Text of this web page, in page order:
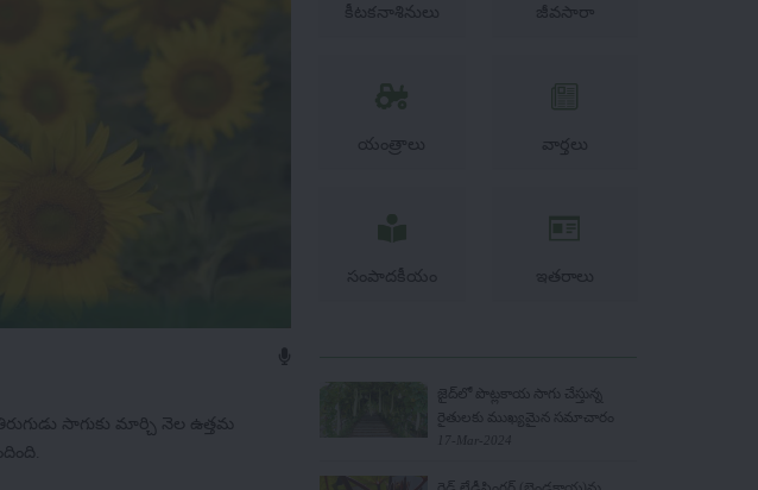
సాగుకు మార్చి నెల ఉత్తమ
కీటకనాశినులు జీవసారా
యంత్రాలు వార్తలు
సంపాదకీయం ఇతరాలు
జైద్‌లో పొట్లకాయ సాగు చేస్తున్న
రైతులకు ముఖ్యమైన సమాచారం
17-Mar-2024